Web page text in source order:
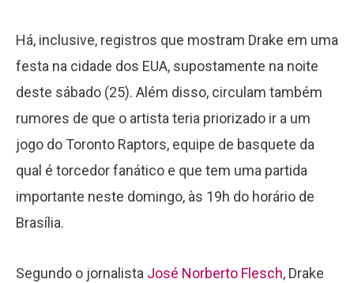
Há, inclusive, registros que mostram Drake em uma
festa na cidade dos EUA, supostamente na noite
deste sábado (25). Além disso, circulam também
rumores de que o artista teria priorizado ir a um
jogo do Toronto Raptors, equipe de basquete da
qual é torcedor fanático e que tem uma partida
importante neste domingo, às 19h do horário de
Brasília.
Segundo o jornalista José Norberto Flesch, Drake